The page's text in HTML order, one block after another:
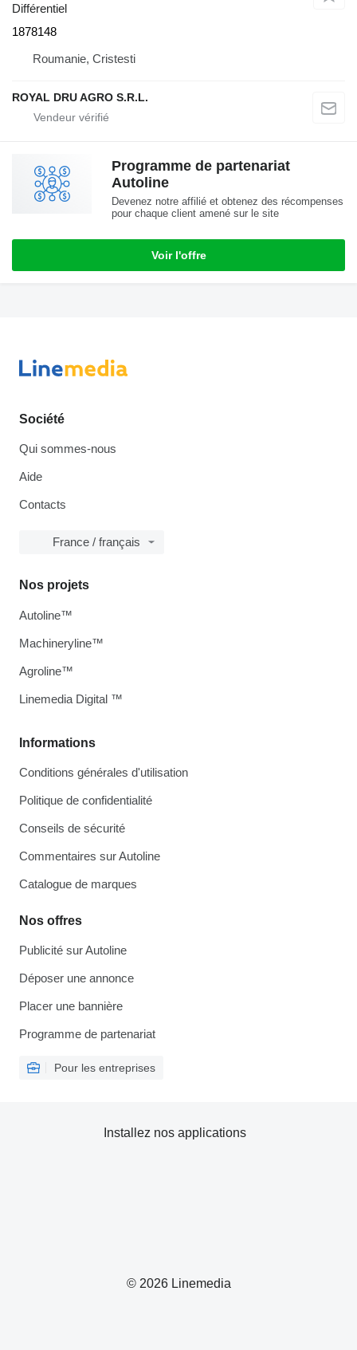
Différentiel
1878148
Roumanie, Cristesti
ROYAL DRU AGRO S.R.L.
Programme de partenariat
Autoline
Devenez notre affilié et obtenez des récompenses
pour chaque client amené sur le site
Voir l'offre
Société
Qui sommes-nous
Aide
Contacts
France / français
Informations
Conditions générales d'utilisation
Politique de confidentialité
Conseils de sécurité
Commentaires sur Autoline
Catalogue de marques
Nos offres
Publicité sur Autoline
Déposer une annonce
Placer une bannière
Programme de partenariat
Pour les entreprises
Nos projets
Autoline™
Machineryline™
Agroline™
Linemedia Digital ™
© 2026 Linemedia
Installez nos applications